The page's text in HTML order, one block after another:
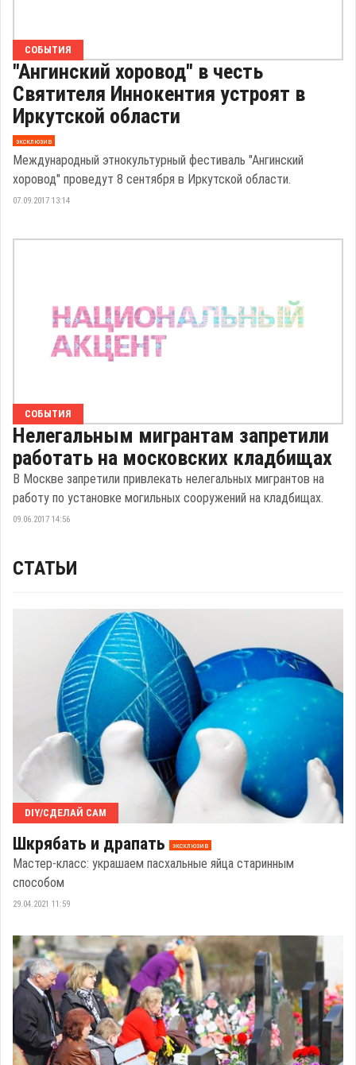
СОБЫТИЯ
"Ангинский хоровод" в честь
Святителя Иннокентия устроят в
Иркутской области
эксклюзив
Международный этнокультурный фестиваль "Ангинский
хоровод" проведут 8 сентября в Иркутской области.
07.09.2017 13:14
СОБЫТИЯ
Нелегальным мигрантам запретили
работать на московских кладбищах
В Москве запретили привлекать нелегальных мигрантов на
работу по установке могильных сооружений на кладбищах.
09.06.2017 14:56
СТАТЬИ
DIY/СДЕЛАЙ САМ
Шкрябать и драпать эксклюзив
Мастер-класс: украшаем пасхальные яйца старинным
способом
29.04.2021 11:59